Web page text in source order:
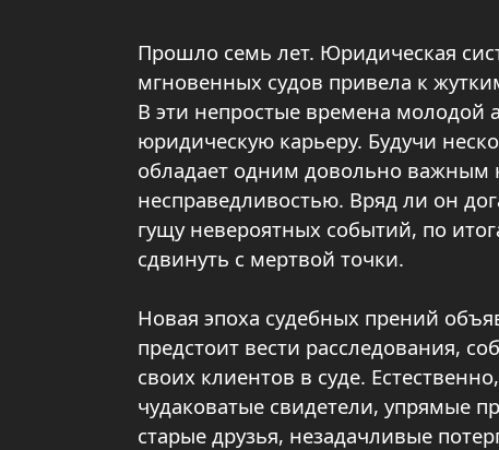
Прошло семь лет. Юридическая
мгновенных судов привела к
В эти непростые времена
юридическую карьеру. Будучи
обладает одним довольно важным
несправедливостью. Вряд ли он
гущу невероятных событий, по
сдвинуть с мертвой точки.
Новая эпоха судебных прений
предстоит вести расследования,
своих клиентов в суде.
чудаковатые свидетели, упрямые
старые друзья, незадачливые